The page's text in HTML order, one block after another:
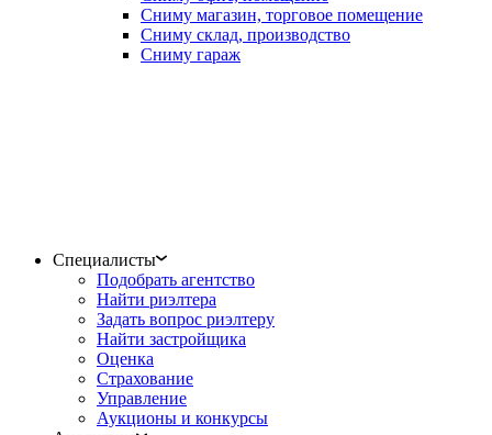
Сниму магазин, торговое помещение
Сниму склад, производство
Сниму гараж
Специалисты
Подобрать агентство
Найти риэлтера
Задать вопрос риэлтеру
Найти застройщика
Оценка
Страхование
Управление
Аукционы и конкурсы